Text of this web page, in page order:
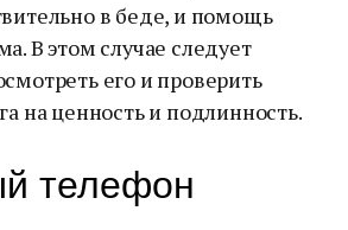
в беде, и помощь
В этом случае следует
его и проверить
на ценность и подлинность.
телефон